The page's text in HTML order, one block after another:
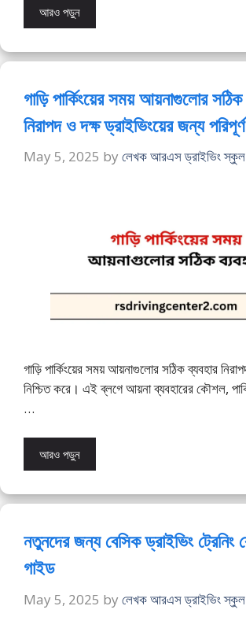
আরও পড়ুন
গাড়ি পার্কিংয়ের সময় আয়নাগুলোর
নিরাপদ ও দক্ষ ড্রাইভিংয়ের জন্য
May 5, 2025 by লেখক আরএস ড্রাইভিং
গাড়ি পার্কিংয়ের সময় আয়নাগুলোর সঠিক ব্যবহার
নিশ্চিত করে। এই ব্লগে আয়না ব্যবহারের কৌশল,
…
আরও পড়ুন
নতুনদের জন্য বেসিক ড্রাইভিং ট্রেনিং
গাইড
May 5, 2025 by লেখক আরএস ড্রাইভিং